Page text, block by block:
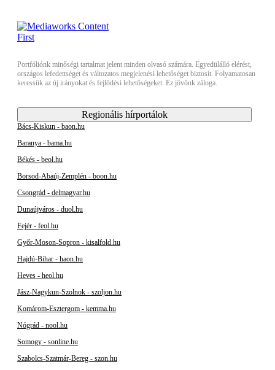
Portfóliónk minőségi tartalmat jelent minden olvasó számára. Egyedülálló elérést,
országos lefedettséget és változatos megjelenési lehetőséget biztosít. Folyamatosan
keressük az új irányokat és fejlődési lehetőségeket. Ez jövőnk záloga.
Regionális hírportálok
Bács-Kiskun - baon.hu
Baranya - bama.hu
Békés - beol.hu
Borsod-Abaúj-Zemplén - boon.hu
Csongrád - delmagyar.hu
Dunaújváros - duol.hu
Fejér - feol.hu
Győr-Moson-Sopron - kisalfold.hu
Hajdú-Bihar - haon.hu
Heves - heol.hu
Jász-Nagykun-Szolnok - szoljon.hu
Komárom-Esztergom - kemma.hu
Nógrád - nool.hu
Somogy - sonline.hu
Szabolcs-Szatmár-Bereg - szon.hu